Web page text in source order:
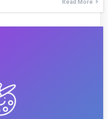
Read More